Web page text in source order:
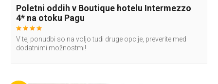
Poletni oddih v Boutique hotelu Intermezzo
4* na otoku Pagu
V tej ponudbi so na voljo tudi druge opcije, preverite med
dodatnimi možnostmi!